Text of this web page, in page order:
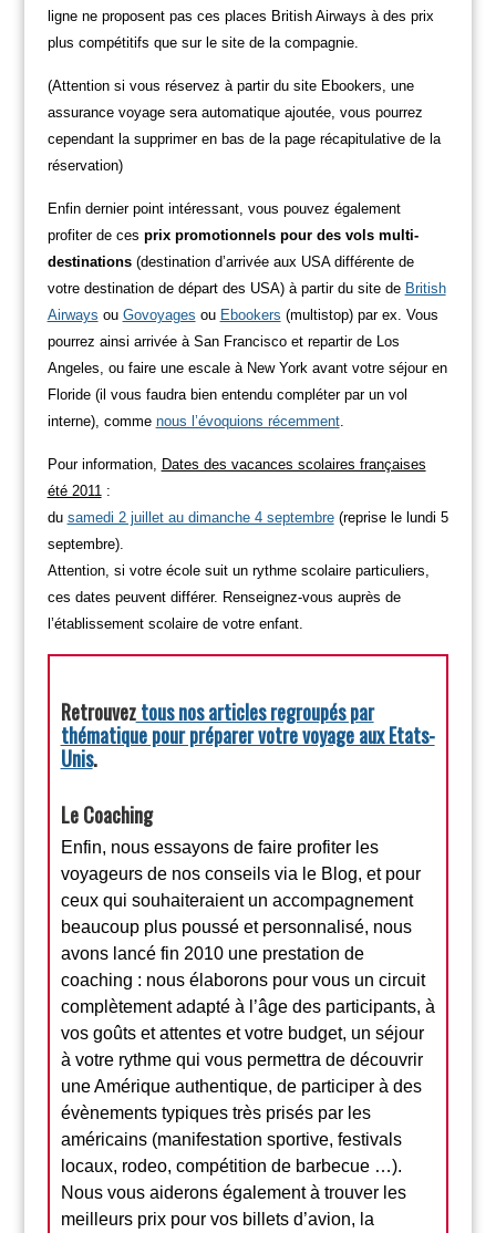
ligne ne proposent pas ces places British Airways à des prix
plus compétitifs que sur le site de la compagnie.
(Attention si vous réservez à partir du site Ebookers, une
assurance voyage sera automatique ajoutée, vous pourrez
cependant la supprimer en bas de la page récapitulative de la
réservation)
Enfin dernier point intéressant, vous pouvez également
profiter de ces prix promotionnels pour des vols multi-
destinations (destination d’arrivée aux USA différente de
votre destination de départ des USA) à partir du site de British
Airways ou Govoyages ou Ebookers (multistop) par ex. Vous
pourrez ainsi arrivée à San Francisco et repartir de Los
Angeles, ou faire une escale à New York avant votre séjour en
Floride (il vous faudra bien entendu compléter par un vol
interne), comme nous l’évoquions récemment.
Pour information,
Dates des vacances scolaires françaises
été 2011 :
du samedi 2 juillet au dimanche 4 septembre(reprise le lundi 5
septembre).
Attention, si votre école suit un rythme scolaire particuliers,
ces dates peuvent différer. Renseignez-vous auprès de
l’établissement scolaire de votre enfant.
Retrouveztous nos articles regroupés par
thématique pour préparer votre voyage aux Etats-
Unis.
Le Coaching
Enfin, nous essayons de faire profiter les
voyageurs de nos conseils via le Blog, et pour
ceux qui souhaiteraient un accompagnement
beaucoup plus poussé et personnalisé, nous
avons lancé fin 2010 une prestation de
coaching : nous élaborons pour vous un circuit
complètement adapté à l’âge des participants, à
vos goûts et attentes et votre budget, un séjour
à votre rythme qui vous permettra de découvrir
une Amérique authentique, de participer à des
évènements typiques très prisés par les
américains (manifestation sportive, festivals
locaux, rodeo, compétition de barbecue …).
Nous vous aiderons également à trouver les
meilleurs prix pour vos billets d’avion, la